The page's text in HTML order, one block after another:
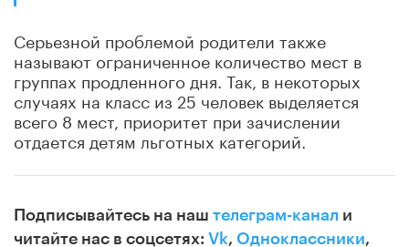
Серьезной проблемой родители также
называют ограниченное количество мест в
группах продленного дня. Так, в некоторых
случаях на класс из 25 человек выделяется
всего 8 мест, приоритет при зачислении
отдается детям льготных категорий.
Подписывайтесь на наш телеграм-канал и
читайте нас в соцсетях: Vk, Одноклассники,